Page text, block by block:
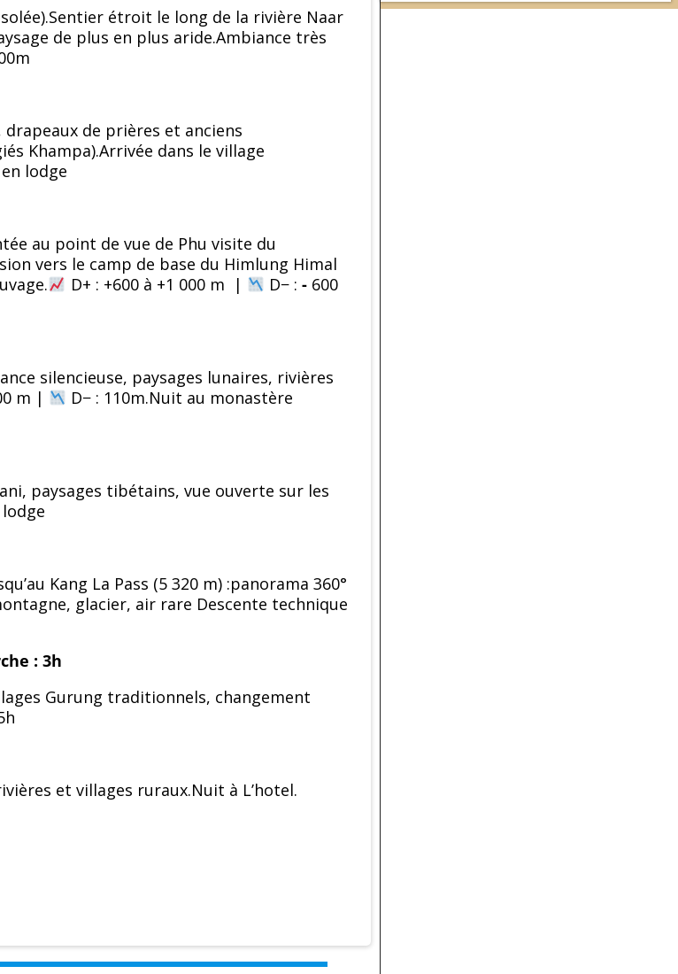
étroit le long de la rivière Naar
de plus en plus aride.Ambiance très
de prières et anciens
Khampa).Arrivée dans le village
lodge
au point de vue de Phu visite du
vers le camp de base du Himlung Himal
D+ : +600 à +1 000 m | D− :- 600
silencieuse, paysages lunaires, rivières
m |
D− : 110m.Nuit au monastère
paysages tibétains, vue ouverte sur les
Kang La Pass (5 320 m) :panorama 360°
glacier, air rare Descente technique
: 3h
Gurung traditionnels, changement
et villages ruraux.Nuit à L’hotel.